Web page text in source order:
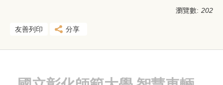
瀏覽數: 202
友善列印 分享